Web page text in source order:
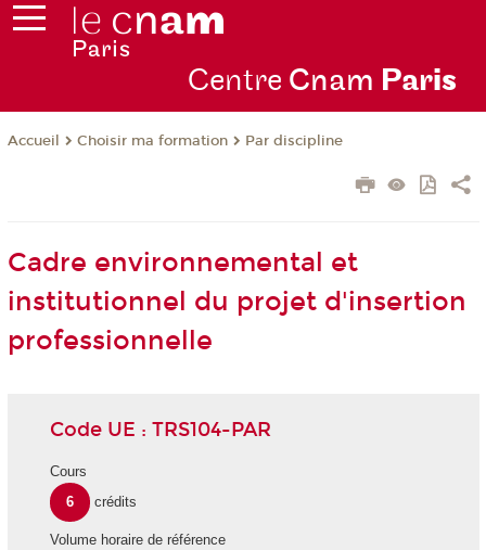
Centre Cnam Paris
Accueil Choisir ma formation Par discipline
Cadre environnemental et
institutionnel du projet d'insertion
professionnelle
Code UE : TRS104-PAR
Cours
6
crédits
Volume horaire de référence